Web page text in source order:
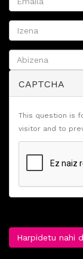
CAPTCHA
This question is
visitor and to
Harpidetu nahi